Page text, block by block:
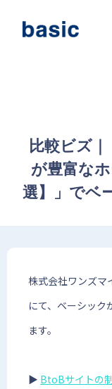
比較ビズ
が豊富な
選】」でベ
株式会社ワンズマ
にて、ベーシック
ます。
▶︎ BtoBサイトの